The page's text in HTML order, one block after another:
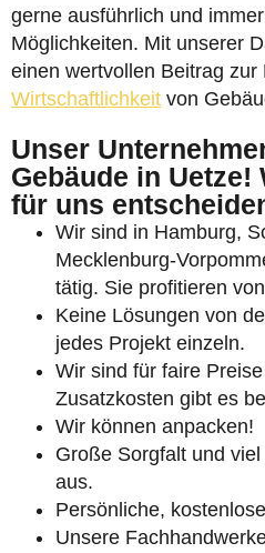
gerne ausführlich und
Möglichkeiten. Mit unserer
einen wertvollen Beitrag zur
Wirtschaftlichkeit von
Unser
Gebäude in Uetze!
für uns
Wir sind in Hamburg,
Mecklenburg-
tätig. Sie profitieren
Keine Lösungen von
jedes Projekt einzeln.
Wir sind für faire
Zusatzkosten gibt es
Wir können anpacken!
Große Sorgfalt und
aus.
Persönliche,
Unsere